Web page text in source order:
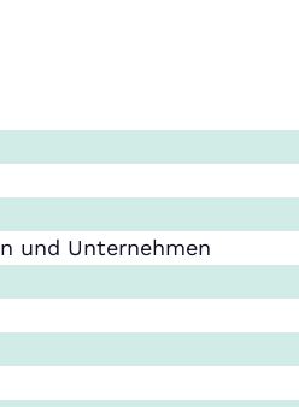
und Unternehmen